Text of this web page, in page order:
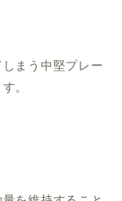
まう中堅プレー
。